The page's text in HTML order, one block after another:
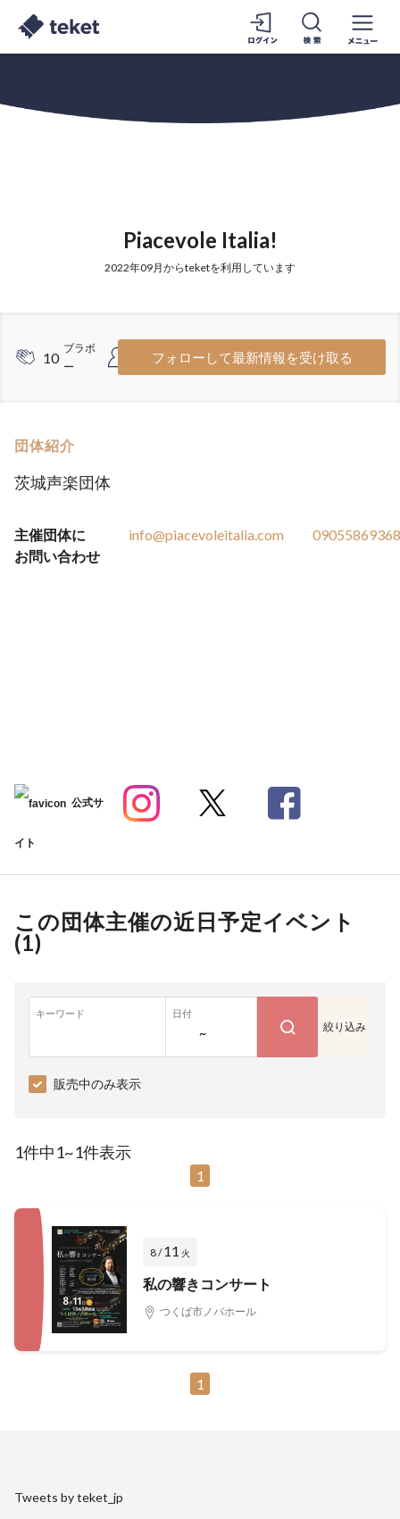
Piacevole Italia!
2022年09月からteketを利用しています
10
ブラボ
ー
ー
フォローして最新情報を受け取る
団体紹介
茨城声楽団体
主催団体に
お問い合わせ
info@piacevoleitalia.com 09055869368
公式サ
イト
この団体主催の近日予定イベント
(1)
キーワード 日付
~ 絞り込み
販売中のみ表示
1件中1~1件表示
1
8 /11 火
私の響きコンサート
つくば市ノバホール
1
Tweets by teket_jp